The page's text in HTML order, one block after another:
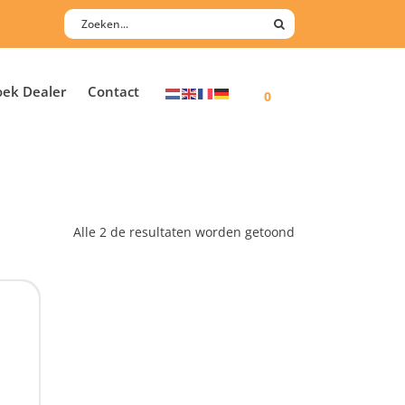
0
Dealer Contact
Alle 2 de resultaten worden getoond